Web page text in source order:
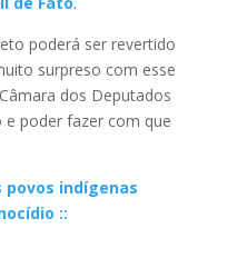
poderá ser revertido
surpreso com esse
dos Deputados
e poder fazer com que
povos indígenas
::